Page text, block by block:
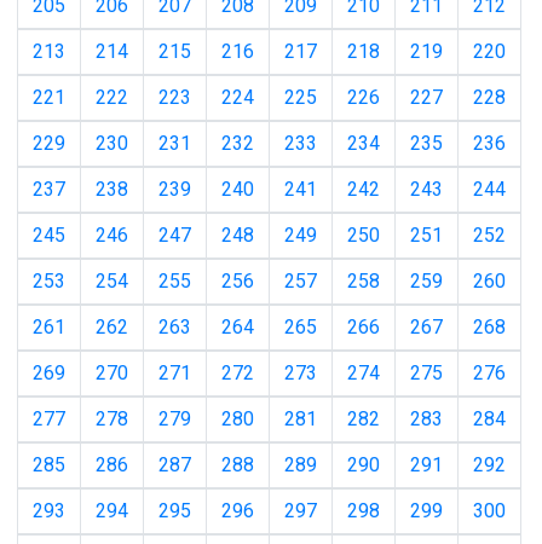
205
206 207 208 209 210 211
212
213
214 215 216 217 218 219
220
221
222 223 224 225 226 227
228
229
230 231 232 233 234 235
236
237
238 239 240 241 242 243
244
245
246 247 248 249 250 251
252
253
254 255 256 257 258 259
260
261
262 263 264 265 266 267
268
269
270 271 272 273 274 275
276
277
278 279 280 281 282 283
284
285
286 287 288 289 290 291
292
293
294 295 296 297 298 299
300